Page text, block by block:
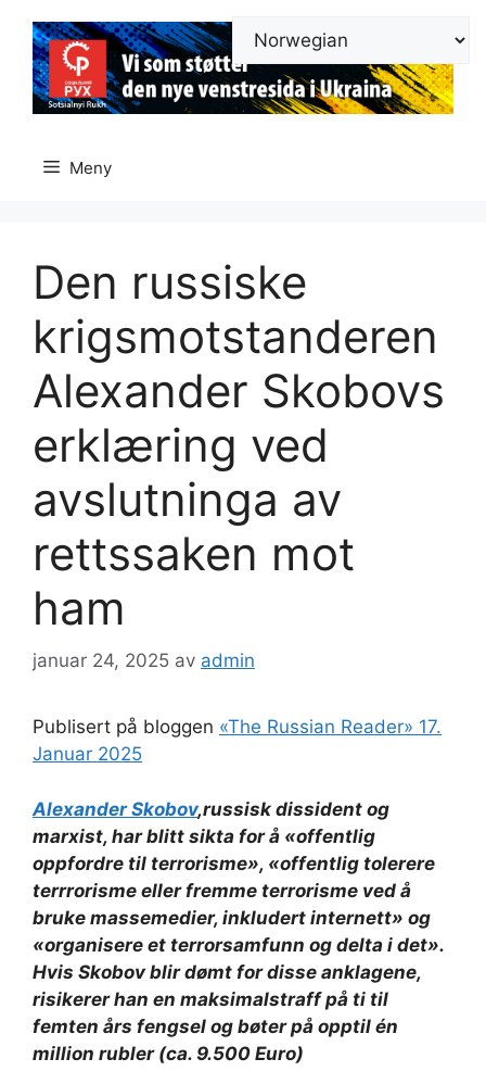
innhold
Meny
Den russiske
krigsmotstanderen
Alexander Skobovs
erklæring ved
avslutninga av
rettssaken mot
ham
januar 24, 2025 av admin
Publisert på bloggen «The Russian Reader» 17.
Januar 2025
Alexander Skobov,russisk dissident og
marxist, har blitt sikta for å «offentlig
oppfordre til terrorisme», «offentlig tolerere
terrrorisme eller fremme terrorisme ved å
bruke massemedier, inkludert internett» og
«organisere et terrorsamfunn og delta i det».
Hvis Skobov blir dømt for disse anklagene,
risikerer han en maksimalstraff på ti til
femten års fengsel og bøter på opptil én
million rubler (ca. 9.500 Euro)